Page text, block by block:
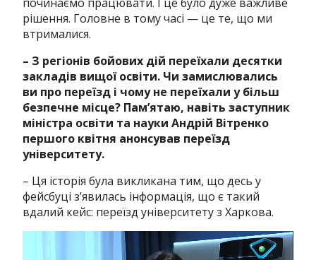
рішення. Головне в тому часі — це те, що ми
втрималися.
– З регіонів бойових дій переїхали десятки
закладів вищої освіти. Чи замислювались
ви про переїзд і чому не переїхали у більш
безпечне місце? Памʼятаю, навітьзаступник
міністра освіти та науки Андрій Вітренко
першого квітня анонсував переїзд
університету.
– Ця історія була викликана тим, що десь у
фейсбуці зʼявилась інформація, що є такий
вдалий кейс: переїзд університету з Харкова.